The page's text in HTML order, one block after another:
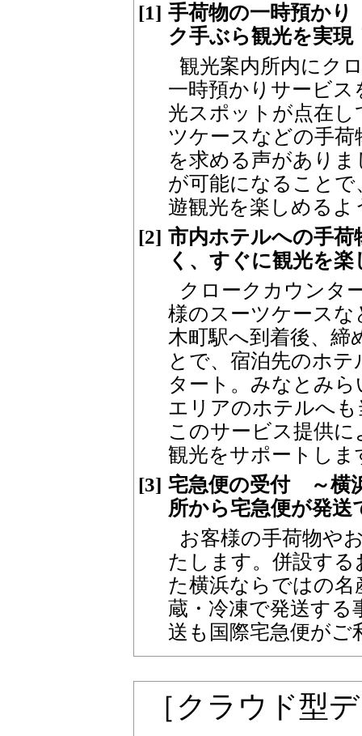
[1] 手荷物の一時預か
ク手ぶら観光を実現
観光案内所内にク
一時預かりサービ
光スポットが点在
ツケースなどの手
を求める声があり
が可能になること
遊観光を楽しめる
[2] 市内ホテルへの手
く、すぐに観光を
クロークカウンタ
様のスーツケース
木町駅へ到着後、
とで、宿泊先のホ
タート。みなとみ
エリアのホテルへ
このサービス提供
観光をサポートしま
[3] 宅急便の受付 ～横
所から宅急便が発送
お客様の手荷物や
たします。併設する
た横浜ならではの
蔵・冷凍で発送する
送も国際宅急便が
［クラウド型